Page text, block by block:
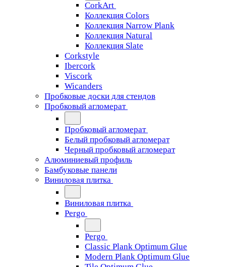
CorkArt
Коллекция Colors
Коллекция Narrow Plank
Коллекция Natural
Коллекция Slate
Corkstyle
Ibercork
Viscork
Wicanders
Пробковые доски для стендов
Пробковый агломерат
Пробковый агломерат
Белый пробковый агломерат
Черный пробковый агломерат
Алюминиевый профиль
Бамбуковые панели
Виниловая плитка
Виниловая плитка
Pergo
Pergo
Classic Plank Optimum Glue
Modern Plank Optimum Glue